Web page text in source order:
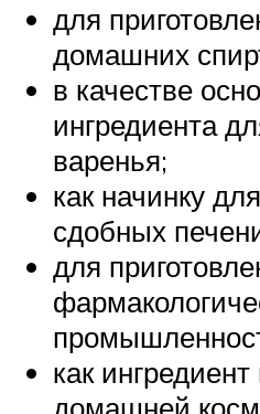
для
домашних
в качестве
ингредиента
варенья;
как начинку
сдобных
для
как